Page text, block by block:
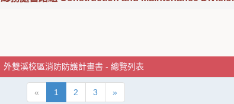
外雙溪校區消防防護計畫書 - 總覽列表
« 1 2 3 »